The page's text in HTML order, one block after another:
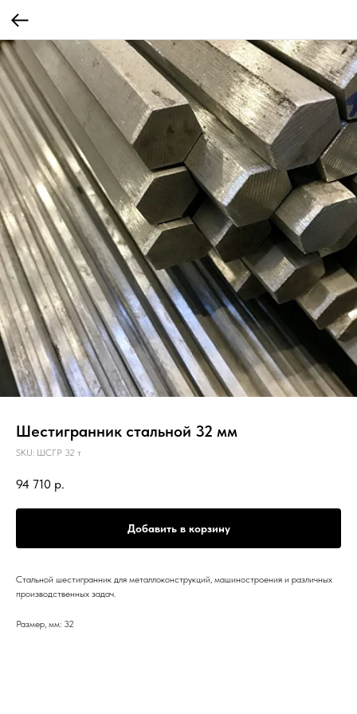
Шестигранник стальной 32 мм
SKU: ШСГР 32 т
94 710 р.
Добавить в корзину
Стальной шестигранник для металлоконструкций, машиностроения и различных
производственных задач.
Размер, мм: 32